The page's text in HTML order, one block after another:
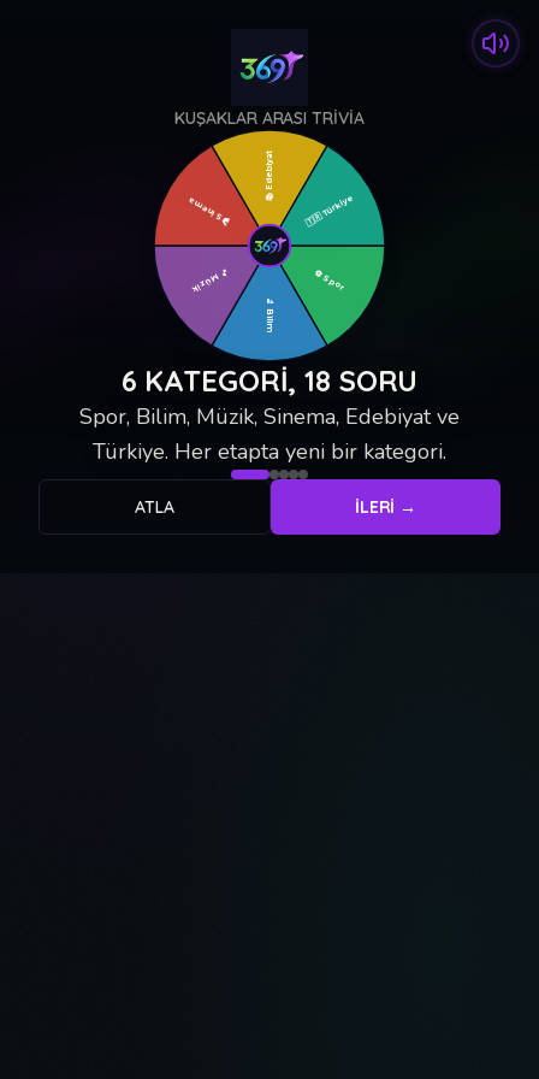
KUŞAKLAR ARASI TRIVIA
⚽Spor
🔬
Bilim
🎵
Müzik
🎬
Sinema 📚
Edebiyat
🇹🇷
Türkiye
6 KATEGORI, 18 SORU
Spor, Bilim, Müzik, Sinema, Edebiyat ve
Türkiye. Her etapta yeni bir kategori.
ATLA İLERI →